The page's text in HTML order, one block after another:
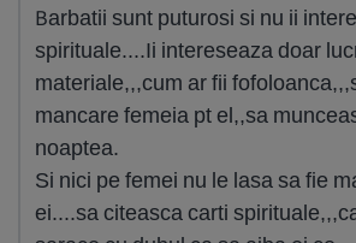
Barbatii sunt puturosi si nu ii
spirituale....Ii intereseaza doar
materiale,,,cum ar fii
mancare femeia pt el,,sa
noaptea.
Si nici pe femei nu le lasa sa fie
ei....sa citeasca carti